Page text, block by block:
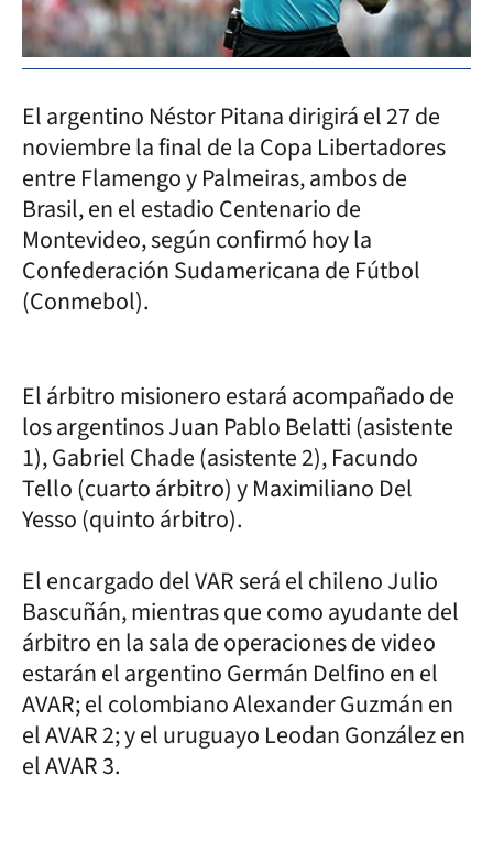
El argentino Néstor Pitana dirigirá el 27 de
noviembre la final de la Copa Libertadores
entre Flamengo y Palmeiras, ambos de
Brasil, en el estadio Centenario de
Montevideo, según confirmó hoy la
Confederación Sudamericana de Fútbol
(Conmebol).
El árbitro misionero estará acompañado de
los argentinos Juan Pablo Belatti (asistente
1), Gabriel Chade (asistente 2), Facundo
Tello (cuarto árbitro) y Maximiliano Del
Yesso (quinto árbitro).
El encargado del VAR será el chileno Julio
Bascuñán, mientras que como ayudante del
árbitro en la sala de operaciones de video
estarán el argentino Germán Delfino en el
AVAR; el colombiano Alexander Guzmán en
el AVAR 2; y el uruguayo Leodan González en
el AVAR 3.